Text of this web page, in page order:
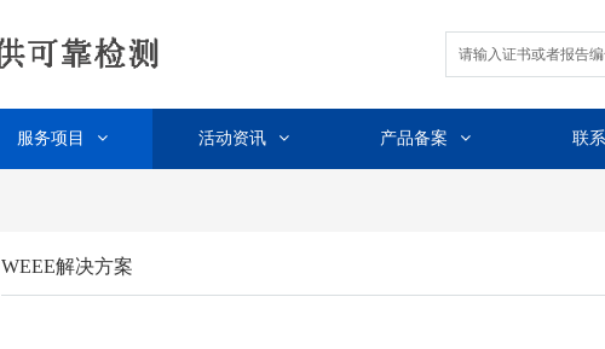
服务项目 活动资讯 产品备案 联
WEEE解决方案